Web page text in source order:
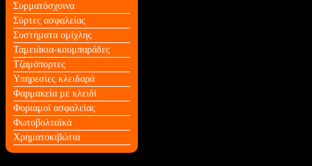
Συρματόσχοινα
Σύρτες ασφαλείας
Συστήματα ομίχλης
Ταμειάκια-κουμπαράδες
Τζαμόπορτες
Υπηρεσίες κλειδαρά
Φαρμακεία με κλειδί
Φοριαμοί ασφαλείας
Φωτοβολταϊκά
Χρηματοκιβώτια